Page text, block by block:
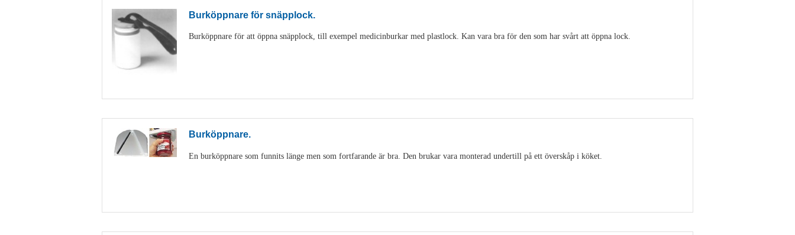
Burköppnare för snäpplock.
Burköppnare för att öppna snäpplock, till exempel medicinburkar med plastlock. Kan vara bra för den som har svårt att öppna lock.
Burköppnare.
En burköppnare som funnits länge men som fortfarande är bra. Den brukar vara monterad undertill på ett överskåp i köket.